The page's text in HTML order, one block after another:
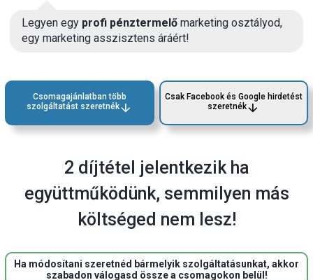
Legyen egy profi pénztermelőmarketing osztályod,
egy marketing asszisztens áráért!
Csomagajánlatban több
szolgáltatást szeretnékarrow_downward
Csak Facebook és Google hirdetést
szeretnékarrow_downward
2 díjtétel jelentkezik ha
együttműködünk, semmilyen más
költséged nem lesz!
Ha módosítani szeretnéd bármelyik szolgáltatásunkat, akkor
szabadon válogasd össze a csomagokon belül!